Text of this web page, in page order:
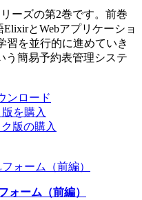
ーズの第2巻です。前巻
とWebアプリケーショ
習を並行的に進めていき
う簡易予約表管理システ
ンロード
を購入
版の購入
ーム（前編）